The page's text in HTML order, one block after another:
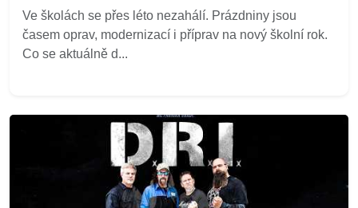
Ve školách se přes léto nezahálí. Prázdniny jsou
časem oprav, modernizací i příprav na nový školní rok.
Co se aktuálně d...